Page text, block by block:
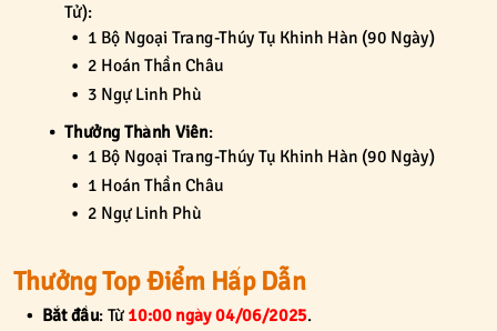
Tử):
1 Bộ Ngoại Trang-Thúy Tụ Khinh Hàn (90 Ngày)
2 Hoán Thần Châu
3 Ngự Linh Phù
Thưởng Thành Viên:
1 Bộ Ngoại Trang-Thúy Tụ Khinh Hàn (90 Ngày)
1 Hoán Thần Châu
2 Ngự Linh Phù
Thưởng Top Điểm Hấp Dẫn
Bắt đầu: Từ 10:00 ngày 04/06/2025.